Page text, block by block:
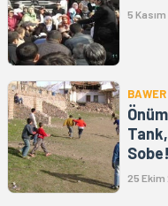
5
Sobe!
25 Ekim